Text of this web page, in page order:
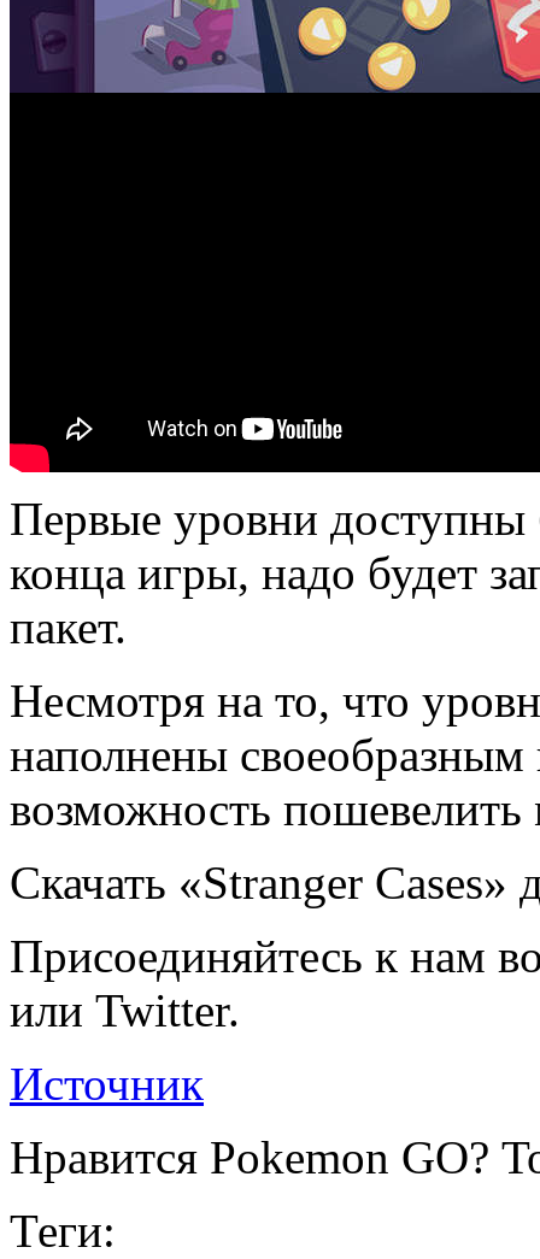
Первые уровни доступны
конца игры, надо будет
пакет.
Несмотря на то, что
наполнены
возможность пошевелить
Скачать «Stranger Cases»
Присоединяйтесь к нам
или Twitter.
Источник
Нравится Pokemon GO?
Теги: